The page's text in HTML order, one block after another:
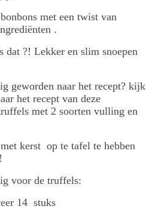
met een twist van
.
dat ?! Lekker en slim snoepen
geworden naar het recept? kijk
het recept van deze
met 2 soorten vulling en
kerst op te tafel te hebben
voor de truffels:
14 stuks